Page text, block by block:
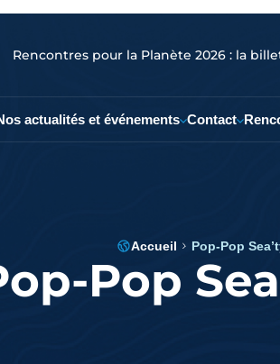
Rencontres pour la Planète 2026 : la
actualités et événements Contact
Accueil Pop-Pop
Pop